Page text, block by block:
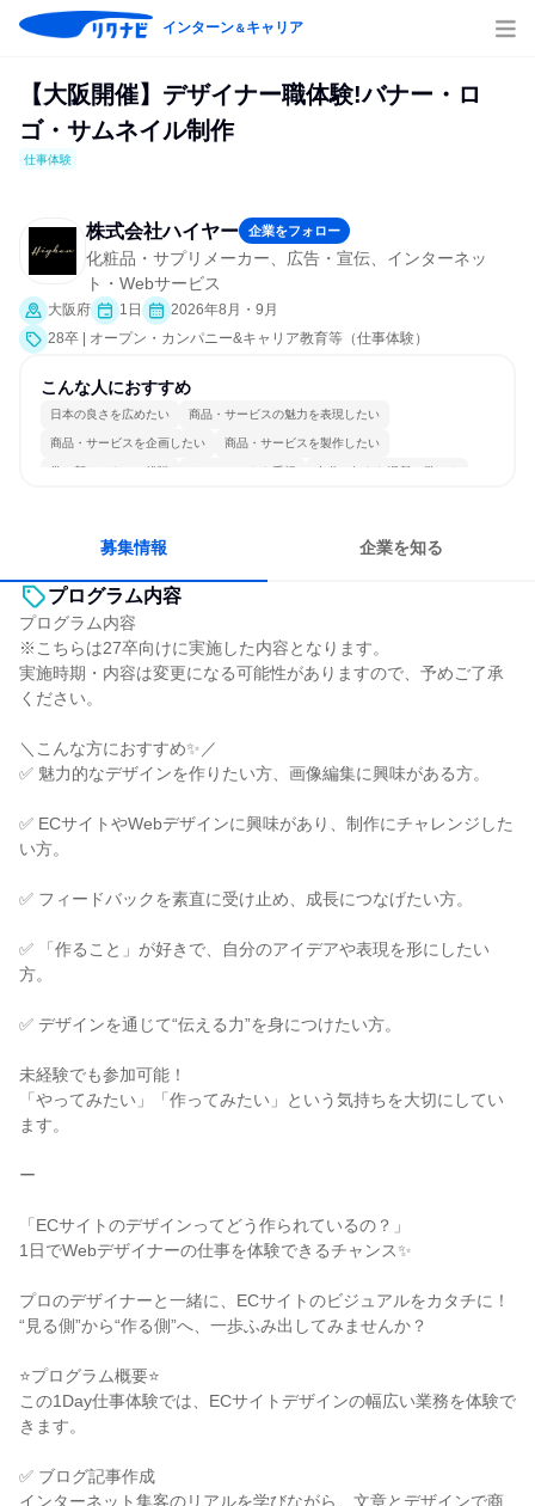
インターン＆キャリア
【大阪開催】デザイナー職体験!バナー・ロ
ゴ・サムネイル制作
仕事体験
株式会社ハイヤー 企業をフォロー
化粧品・サプリメーカー、広告・宣伝、インターネッ
ト・Webサービス
大阪府 1日
2026年8月・9月
28卒 | オープン・カンパニー&キャリア教育等（仕事体験）
こんな人におすすめ
日本の良さを広めたい 商品・サービスの魅力を表現したい
商品・サービスを企画したい 商品・サービスを製作したい
常に新しいものに挑戦 チームワークを重視 自分の好きな場所で働ける
募集情報 企業を知る
プログラム内容
プログラム内容
※こちらは27卒向けに実施した内容となります。
実施時期・内容は変更になる可能性がありますので、予めご了承
ください。
＼こんな方におすすめ✨／
✅ 魅力的なデザインを作りたい方、画像編集に興味がある方。
✅ ECサイトやWebデザインに興味があり、制作にチャレンジした
い方。
✅ フィードバックを素直に受け止め、成長につなげたい方。
✅ 「作ること」が好きで、自分のアイデアや表現を形にしたい
方。
✅ デザインを通じて“伝える力”を身につけたい方。
未経験でも参加可能！
「やってみたい」「作ってみたい」という気持ちを大切にしてい
ます。
ー
「ECサイトのデザインってどう作られているの？」
1日でWebデザイナーの仕事を体験できるチャンス✨
プロのデザイナーと一緒に、ECサイトのビジュアルをカタチに！
“見る側”から“作る側”へ、一歩ふみ出してみませんか？
⭐プログラム概要⭐
この1Day仕事体験では、ECサイトデザインの幅広い業務を体験で
きます。
✅ ブログ記事作成
インターネット集客のリアルを学びながら、文章とデザインで商